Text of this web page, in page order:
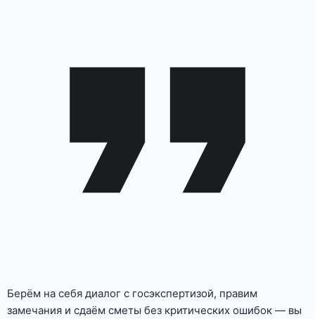
Берём на себя диалог с госэкспертизой, правим
замечания и сдаём сметы без критических ошибок — вы